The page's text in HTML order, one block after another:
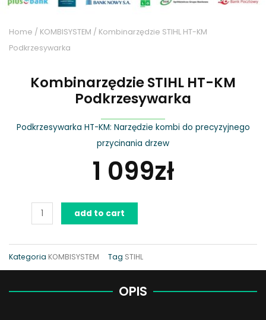
Home / KOMBISYSTEM / Kombinarzędzie STIHL HT-KM
Podkrzesywarka
Kombinarzędzie STIHL HT-KM
Podkrzesywarka
Podkrzesywarka HT-KM: Narzędzie kombi do precyzyjnego
przycinania drzew
1 099zł
Kombinarzędzie
Podkrzesywarka
add to cart
Kategoria KOMBISYSTEM Tag STIHL
OPIS